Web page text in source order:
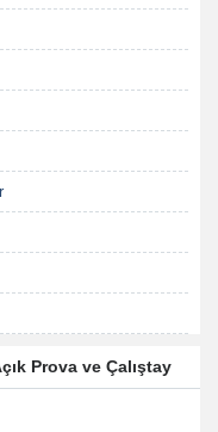
Prova ve Çalıştay